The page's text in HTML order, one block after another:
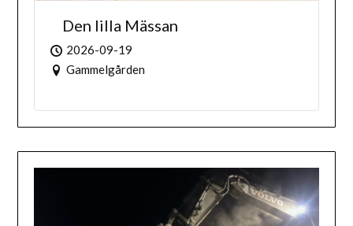
Den lilla Mässan
2026-09-19
Gammelgården